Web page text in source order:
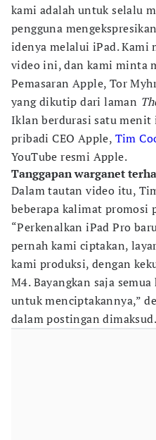
kami adalah untuk selalu
pengguna
idenya melalui iPad. Kami
video ini, dan kami minta
Pemasaran Apple, Tor
yang dikutip dari laman
Iklan berdurasi satu menit
pribadi CEO Apple, Tim
YouTube resmi Apple.
Tanggapan warganet
Dalam tautan video itu,
beberapa kalimat promosi
“Perkenalkan iPad Pro
pernah kami ciptakan,
kami produksi, dengan
M4. Bayangkan saja
untuk menciptakannya,”
dalam postingan dimaksud.